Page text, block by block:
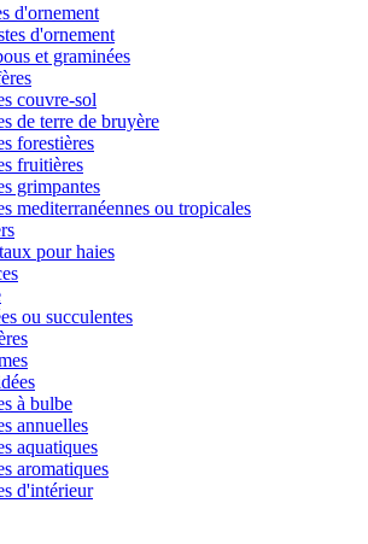
d'ornement
d'ornement
et graminées
couvre-sol
de terre de bruyère
forestières
fruitières
grimpantes
mediterranéennes ou tropicales
pour haies
ou succulentes
à bulbe
annuelles
aquatiques
aromatiques
d'intérieur